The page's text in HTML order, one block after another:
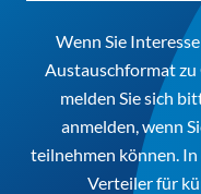
Wenn Sie
Austauschformat zu
melden Sie sich
anmelden, wenn
teilnehmen können. In
Verteiler für